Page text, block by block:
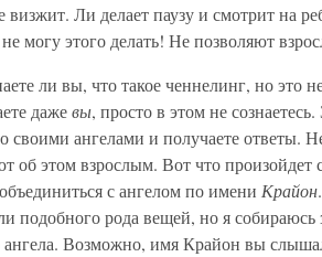
Ли делает паузу и смотрит на
могу этого делать! Не позволяют
ли вы, что такое ченнелинг, но это
дажевы, просто в этом не
своими ангелами и получаете ответы.
об этом взрослым. Вот что
с ангелом по имени Крайон
подобного рода вещей, но я собираюсь
ангела. Возможно, имя Крайон вы